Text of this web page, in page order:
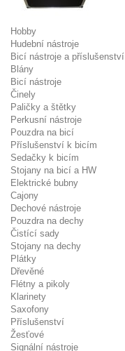
Hobby
Hudební nástroje
Bicí nástroje a příslušenství
Blány
Bicí nástroje
Činely
Paličky a štětky
Perkusní nástroje
Pouzdra na bicí
Příslušenství k bicím
Sedačky k bicím
Stojany na bicí a HW
Elektrické bubny
Cajony
Dechové nástroje
Pouzdra na dechy
Čistící sady
Stojany na dechy
Plátky
Dřevěné
Flétny a pikoly
Klarinety
Saxofony
Příslušenství
Žesťové
Signální nástroje